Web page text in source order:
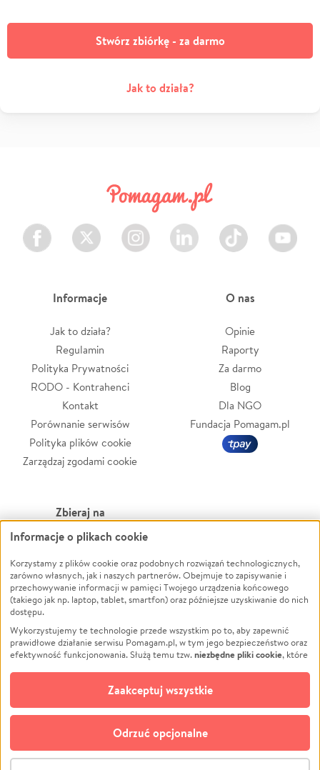
Stwórz zbiórkę - za darmo
Jak to działa?
Facebook Twitter Instagram LinkedIn TikTok Youtube
Informacje
Jak to działa?
Regulamin
Polityka Prywatności
RODO - Kontrahenci
Kontakt
Porównanie serwisów
Polityka plików cookie
Zarządzaj zgodami cookie
O nas
Opinie
Raporty
Za darmo
Blog
Dla NGO
Fundacja Pomagam.pl
Zbieraj na
Leczenie
Zwierzęta
Pożar
Ukraina
Pomoc Finansowa
Projekty
Pogrzeb
Społeczność lokalna
Kultura
Powódź
Wichura
NGO
Edukacja
Podróż
Impreza
Ochrona środowiska
Biznes
© CROWDING SP. Z O.O.
Informacje o plikach cookie
Korzystamy z plików cookie oraz podobnych rozwiązań technologicznych,
zarówno własnych, jak i naszych partnerów. Obejmuje to zapisywanie i
przechowywanie informacji w pamięci Twojego urządzenia końcowego
(takiego jak np. laptop, tablet, smartfon) oraz późniejsze uzyskiwanie do nich
dostępu.
Wykorzystujemy te technologie przede wszystkim po to, aby zapewnić
prawidłowe działanie serwisu Pomagam.pl, w tym jego bezpieczeństwo oraz
efektywność funkcjonowania. Służą temu tzw.niezbędne pliki cookie, które
opcjonalnych plików cookie
technologii do celów analitycznych i retargetingowych. Możesz wyrazić
zgodę na ich stosowanie lub jej odmówić. W dowolnym momencie masz
możliwość zmiany swoich preferencji na stronie „Zarządzaj zgodami cookie”,
do której link znajdziesz w stopce serwisu Pomagam.pl. Opcjonalne pliki
cookie wykorzystywane są w następujących celach:
Odrzuć opcjonalne
Zaakceptuj wszystkie